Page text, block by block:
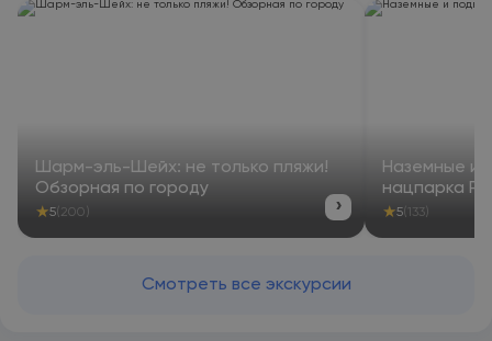
Шарм-эль-Шейх: не только пляжи!
Обзорная по городу
★5 (200) ›
Наземные и
нацпарка
★5 (133)
Смотреть все экскурсии